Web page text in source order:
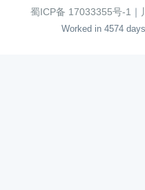
蜀ICP备 17033355号-1 ｜
Worked in 4574 days